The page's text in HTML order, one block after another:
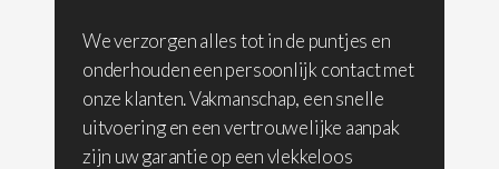
We verzorgen alles tot in de puntjes en
onderhouden een persoonlijk contact met
onze klanten. Vakmanschap, een snelle
uitvoering en een vertrouwelijke aanpak
zijn uw garantie op een vlekkeloos